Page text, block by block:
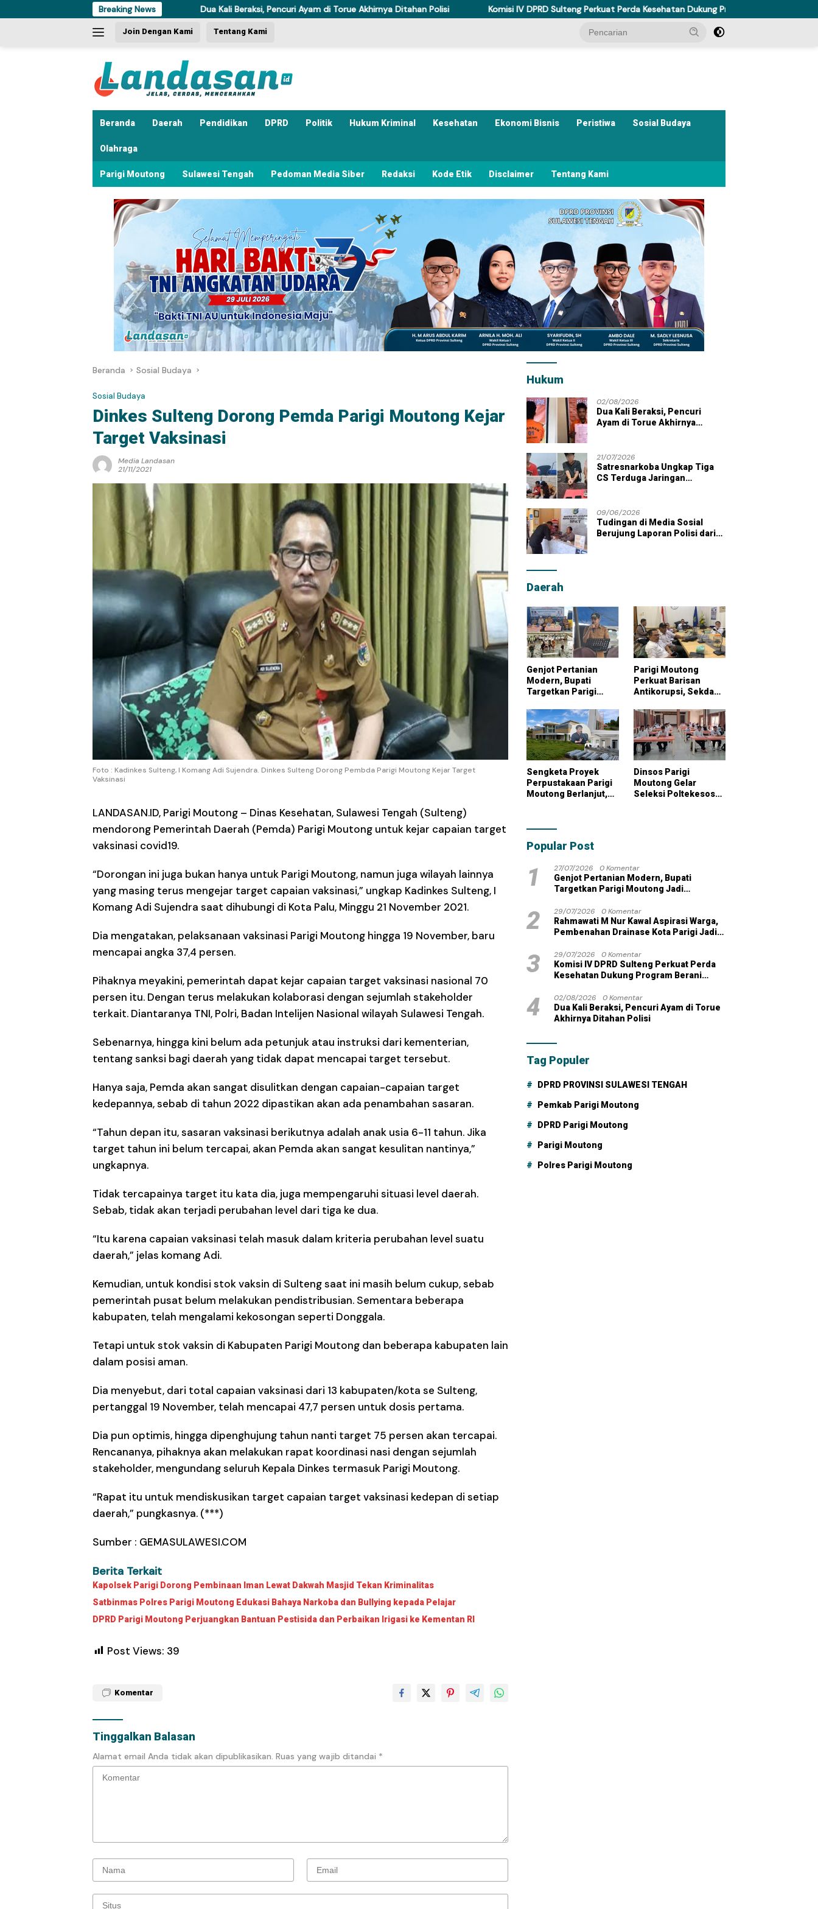
ke
Breaking NewsDua Kali Beraksi, Pencuri Ayam di Torue Akhirnya Ditahan Polisi Komisi IV DPRD Sulteng Perkuat Perda Kesehatan Dukung Program Berani Sehat
Join Dengan Kami Tentang Kami
Beranda Daerah Pendidikan DPRD Politik Hukum Kriminal Kesehatan Ekonomi Bisnis Peristiwa Sosial Budaya
Olahraga
Parigi Moutong Sulawesi Tengah Pedoman Media Siber Redaksi Kode Etik Disclaimer Tentang Kami
Beranda Sosial Budaya
Sosial Budaya
Dinkes Sulteng Dorong Pemda Parigi Moutong Kejar
Target Vaksinasi
Media Landasan
21/11/2021
Foto : Kadinkes Sulteng, I Komang Adi Sujendra. Dinkes Sulteng Dorong Pembda Parigi Moutong Kejar Target
Vaksinasi
LANDASAN.ID, Parigi Moutong – Dinas Kesehatan, Sulawesi Tengah (Sulteng)
mendorong Pemerintah Daerah (Pemda) Parigi Moutong untuk kejar capaian target
vaksinasi covid19.
“Dorongan ini juga bukan hanya untuk Parigi Moutong, namun juga wilayah lainnya
yang masing terus mengejar target capaian vaksinasi,” ungkap Kadinkes Sulteng, I
Komang Adi Sujendra saat dihubungi di Kota Palu, Minggu 21 November 2021.
Dia mengatakan, pelaksanaan vaksinasi Parigi Moutong hingga 19 November, baru
mencapai angka 37,4 persen.
Pihaknya meyakini, pemerintah dapat kejar capaian target vaksinasi nasional 70
persen itu. Dengan terus melakukan kolaborasi dengan sejumlah stakeholder
terkait. Diantaranya TNI, Polri, Badan Intelijen Nasional wilayah Sulawesi Tengah.
Sebenarnya, hingga kini belum ada petunjuk atau instruksi dari kementerian,
tentang sanksi bagi daerah yang tidak dapat mencapai target tersebut.
Hanya saja, Pemda akan sangat disulitkan dengan capaian-capaian target
kedepannya, sebab di tahun 2022 dipastikan akan ada penambahan sasaran.
“Tahun depan itu, sasaran vaksinasi berikutnya adalah anak usia 6-11 tahun. Jika
target tahun ini belum tercapai, akan Pemda akan sangat kesulitan nantinya,”
ungkapnya.
Tidak tercapainya target itu kata dia, juga mempengaruhi situasi level daerah.
Sebab, tidak akan terjadi perubahan level dari tiga ke dua.
“Itu karena capaian vaksinasi telah masuk dalam kriteria perubahan level suatu
daerah,” jelas komang Adi.
Kemudian, untuk kondisi stok vaksin di Sulteng saat ini masih belum cukup, sebab
pemerintah pusat belum melakukan pendistribusian. Sementara beberapa
kabupaten, telah mengalami kekosongan seperti Donggala.
Tetapi untuk stok vaksin di Kabupaten Parigi Moutong dan beberapa kabupaten lain
dalam posisi aman.
Dia menyebut, dari total capaian vaksinasi dari 13 kabupaten/kota se Sulteng,
pertanggal 19 November, telah mencapai 47,7 persen untuk dosis pertama.
Dia pun optimis, hingga dipenghujung tahun nanti target 75 persen akan tercapai.
Rencananya, pihaknya akan melakukan rapat koordinasi nasi dengan sejumlah
stakeholder, mengundang seluruh Kepala Dinkes termasuk Parigi Moutong.
“Rapat itu untuk mendiskusikan target capaian target vaksinasi kedepan di setiap
daerah,” pungkasnya. (***)
Sumber : GEMASULAWESI.COM
Berita Terkait
Kapolsek Parigi Dorong Pembinaan Iman Lewat Dakwah Masjid Tekan Kriminalitas
Satbinmas Polres Parigi Moutong Edukasi Bahaya Narkoba dan Bullying kepada Pelajar
DPRD Parigi Moutong Perjuangkan Bantuan Pestisida dan Perbaikan Irigasi ke Kementan RI
Post Views: 39
Komentar
Tinggalkan Balasan
Alamat email Anda tidak akan dipublikasikan. Ruas yang wajib ditandai *
Hukum
02/08/2026
Dua Kali Beraksi, Pencuri
Ayam di Torue Akhirnya
21/07/2026
Satresnarkoba Ungkap Tiga
CS Terduga Jaringan
09/06/2026
Tudingan di Media Sosial
Berujung Laporan Polisi dari
Daerah
Genjot Pertanian
Modern, Bupati
Targetkan Parigi
Lumbung Pangan
Nasional
Parigi Moutong
Perkuat Barisan
Antikorupsi, Sekda
Bersama KPK
Sengketa Proyek
Perpustakaan Parigi
Moutong Berlanjut,
Tambahan dengan
Dinsos Parigi
Moutong Gelar
Seleksi Poltekesos
Popular Post
1 27/07/2026
0 Komentar
Genjot Pertanian Modern, Bupati
Targetkan Parigi Moutong Jadi
2 29/07/2026
0 Komentar
Rahmawati M Nur Kawal Aspirasi Warga,
Pembenahan Drainase Kota Parigi Jadi
3 29/07/2026
0 Komentar
Komisi IV DPRD Sulteng Perkuat Perda
Kesehatan Dukung Program Berani
4 02/08/2026
0 Komentar
Dua Kali Beraksi, Pencuri Ayam di Torue
Akhirnya Ditahan Polisi
Tag Populer
DPRD PROVINSI SULAWESI TENGAH
Pemkab Parigi Moutong
DPRD Parigi Moutong
Parigi Moutong
Polres Parigi Moutong